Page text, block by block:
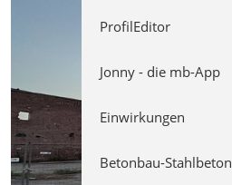
ProfilEditor
Jonny - die mb-App
Einwirkungen
Betonbau-Stahlbeton